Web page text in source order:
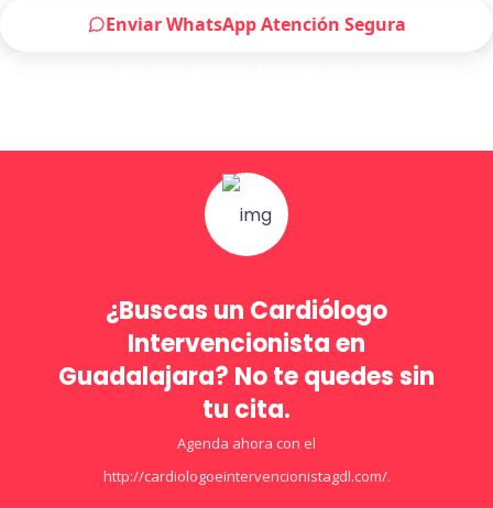
Enviar WhatsApp Atención Segura
¿Buscas un Cardiólogo
Intervencionista en
Guadalajara? No te quedes sin
tu cita.
Agenda ahora con el
http://cardiologoeintervencionistagdl.com/.